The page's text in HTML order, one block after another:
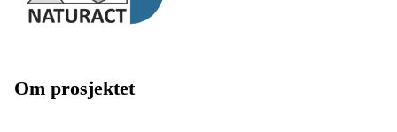
Om prosjektet